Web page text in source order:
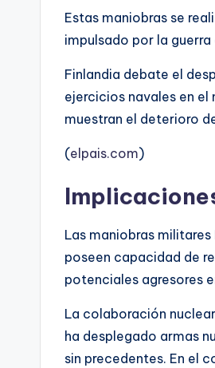
Estas maniobras se
impulsado por la
Finlandia debate el
ejercicios navales en
muestran el deterioro
(elpais.com)
Las maniobras
poseen capacidad de
potenciales agresores
La colaboración
ha desplegado armas
sin precedentes. En el